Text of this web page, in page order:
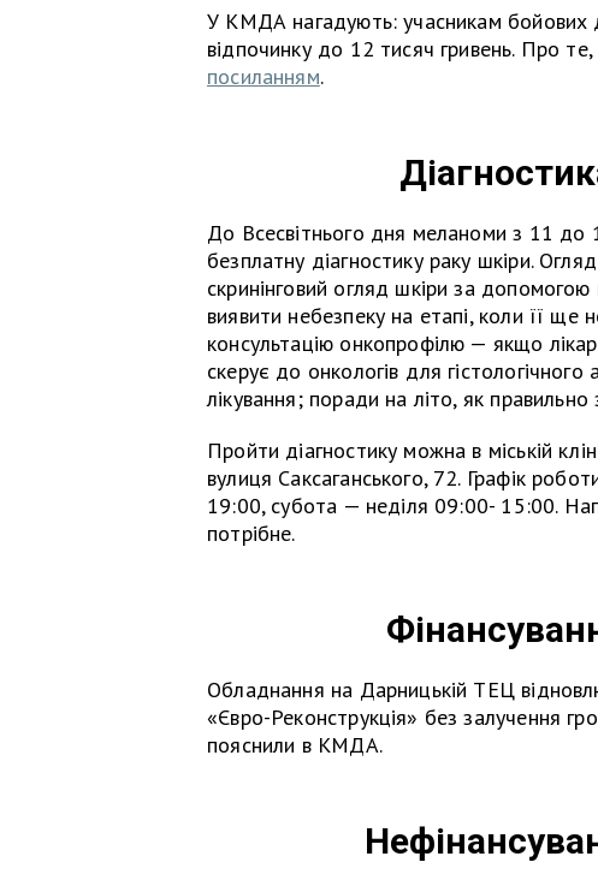
У КМДА нагадують: учасникам бойових
відпочинку до 12 тисяч гривень. Про
посиланням.
До Всесвітнього дня меланоми з 11
безплатну діагностику раку шкіри.
скринінговий огляд шкіри за
виявити небезпеку на етапі, коли її
консультацію онкопрофілю — якщо лікар
скерує до онкологів для
лікування; поради на літо, як
Пройти діагностику можна в міській
вулиця Саксаганського, 72. Графік
19:00, субота — неділя 09:00- 15:00.
потрібне.
Обладнання на Дарницькій ТЕЦ
«Євро-Реконструкція» без залучення
пояснили в КМДА.